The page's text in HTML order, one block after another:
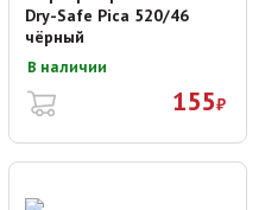
Dry-Safe Pica 520/46
чёрный
В наличии
155₽